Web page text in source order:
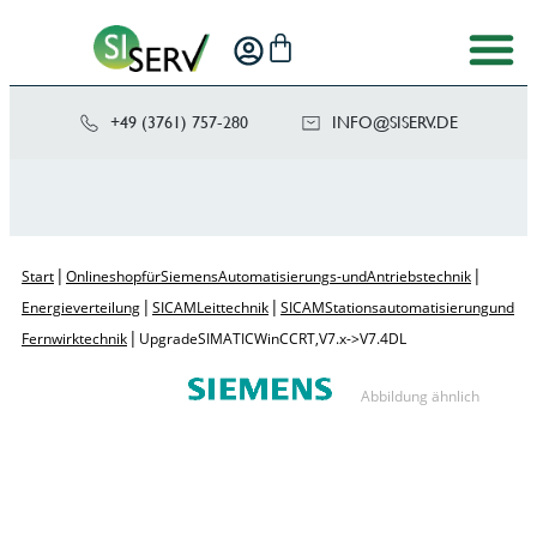
+49 (3761) 757-280 ED.VRE
SIS@OF
NI
Start | Onlineshop für Siemens Automatisierungs- und Antriebstechnik |
Energieverteilung | SICAM Leittechnik | SICAM Stationsautomatisierung und
Fernwirktechnik | Upgrade SIMATIC WinCC RT, V7.x ->V7.4 DL
Abbildung ähnlich